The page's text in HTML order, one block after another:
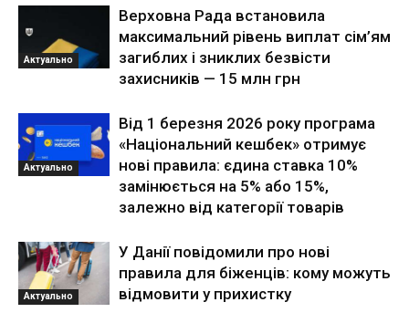
Актуально
Верховна Рада встановила
максимальний рівень виплат сім’ям
загиблих і зниклих безвісти
захисників — 15 млн грн
Актуально
Від 1 березня 2026 року програма
«Національний кешбек» отримує
нові правила: єдина ставка 10%
замінюється на 5% або 15%,
залежно від категорії товарів
Актуально
У Данії повідомили про нові
правила для біженців: кому можуть
відмовити у прихистку